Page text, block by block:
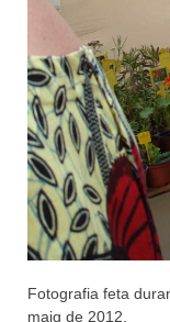
Fotografia feta
maig de 2012.